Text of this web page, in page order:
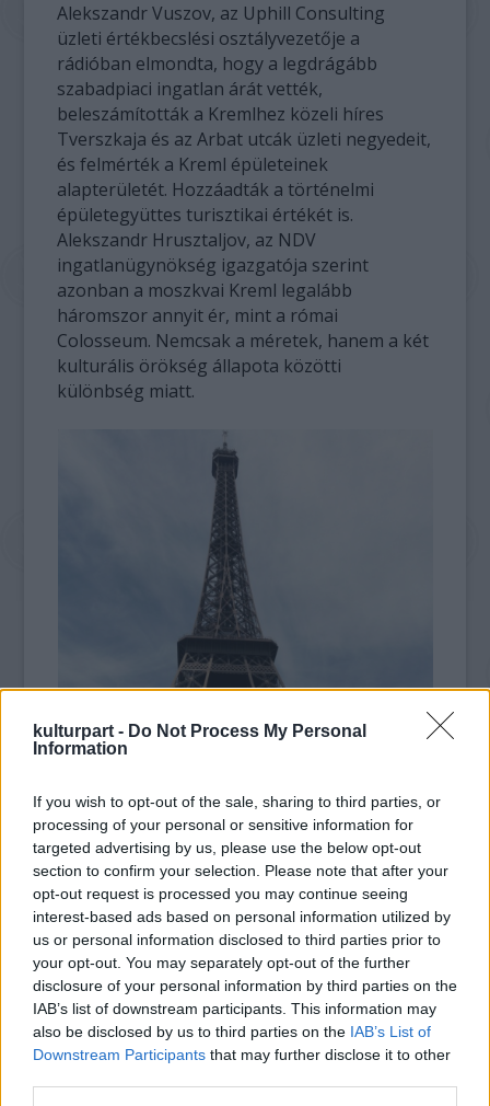
kulturpart - Do Not Process My Personal
Information
If you wish to opt-out of the sale, sharing to third parties, or
processing of your personal or sensitive information for
targeted advertising by us, please use the below opt-out
section to confirm your selection. Please note that after your
opt-out request is processed you may continue seeing
interest-based ads based on personal information utilized by
us or personal information disclosed to third parties prior to
your opt-out. You may separately opt-out of the further
disclosure of your personal information by third parties on the
IAB’s list of downstream participants. This information may
also be disclosed by us to third parties on the IAB’s List of
Downstream Participants that may further disclose it to other
Alekszandr Vuszov, az Uphill Consulting
üzleti értékbecslési osztályvezetője a
rádióban elmondta, hogy a legdrágább
szabadpiaci ingatlan árát vették,
beleszámították a Kremlhez közeli híres
Tverszkaja és az Arbat utcák üzleti negyedeit,
és felmérték a Kreml épületeinek
alapterületét. Hozzáadták a történelmi
épületegyüttes turisztikai értékét is.
Alekszandr Hrusztaljov, az NDV
ingatlanügynökség igazgatója szerint
azonban a moszkvai Kreml legalább
háromszor annyit ér, mint a római
Colosseum. Nemcsak a méretek, hanem a két
kulturális örökség állapota közötti
különbség miatt.
A párizsi Eiffel-torony: 550 milliárd
Az olaszok - jegyzi meg a Business FM
kommentárja - amúgy is el vannak keseredve,
minthogy ebben a versenyben a párizsi Eiffel-